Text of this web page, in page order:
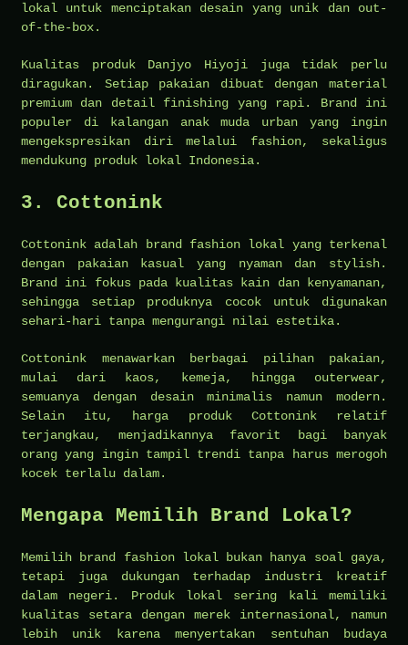
lokal untuk menciptakan desain yang unik dan out-
of-the-box.
Kualitas produk Danjyo Hiyoji juga tidak perlu
diragukan. Setiap pakaian dibuat dengan material
premium dan detail finishing yang rapi. Brand ini
populer di kalangan anak muda urban yang ingin
mengekspresikan diri melalui fashion, sekaligus
mendukung produk lokal Indonesia.
3. Cottonink
Cottonink adalah brand fashion lokal yang terkenal
dengan pakaian kasual yang nyaman dan stylish.
Brand ini fokus pada kualitas kain dan kenyamanan,
sehingga setiap produknya cocok untuk digunakan
sehari-hari tanpa mengurangi nilai estetika.
Cottonink menawarkan berbagai pilihan pakaian,
mulai dari kaos, kemeja, hingga outerwear,
semuanya dengan desain minimalis namun modern.
Selain itu, harga produk Cottonink relatif
terjangkau, menjadikannya favorit bagi banyak
orang yang ingin tampil trendi tanpa harus merogoh
kocek terlalu dalam.
Mengapa Memilih Brand Lokal?
Memilih brand fashion lokal bukan hanya soal gaya,
tetapi juga dukungan terhadap industri kreatif
dalam negeri. Produk lokal sering kali memiliki
kualitas setara dengan merek internasional, namun
lebih unik karena menyertakan sentuhan budaya